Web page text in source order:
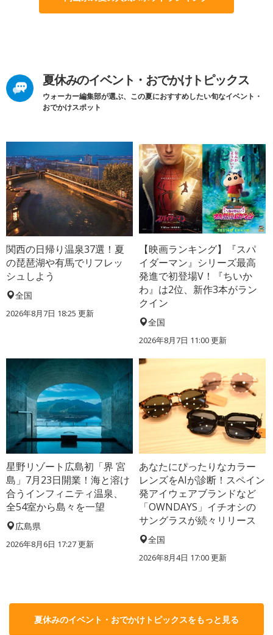
夏休みのイベント・おでかけトピックス
ウォーカー編集部が選ぶ、この夏におすすめしたい旬なイベント・
おでかけスポット
関西の日帰り温泉37選！夏
の琵琶湖や有馬でリフレッ
シュしよう
全国
2026年8月7日 18:25 更新
【映画ランキング】『スパ
イダーマン』シリーズ最高
発進で初登場V！『ちいか
わ』は2位、新作3本がラン
クイン
全国
2026年8月7日 11:00更新
星野リゾート広島初「界 宮
島」7月23日開業！海と溶け
合うインフィニティ温泉、
全54室から島々を一望
広島県
2026年8月6日 17:27更新
あなたにぴったりなカラー
レンズをAIが診断！スペイン
発アイウェアブランドなど
「OWNDAYS」イチオシの
サングラスが続々リリース
全国
2026年8月4日 17:00更新
夏休みのイベント・おでかけトピックスをもっと見る